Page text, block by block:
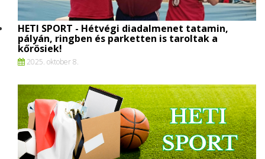
HETI SPORT - Hétvégi diadalmenet tatamin,
pályán, ringben és parketten is taroltak a
kőrösiek!
2025. oktober 8.